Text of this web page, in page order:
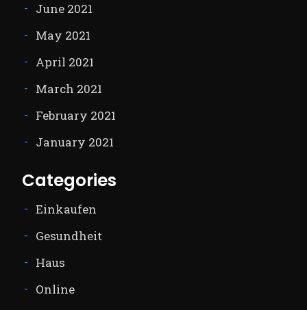
June 2021
May 2021
April 2021
March 2021
February 2021
January 2021
Categories
Einkaufen
Gesundheit
Haus
Online